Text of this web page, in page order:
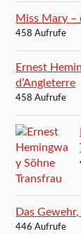
Miss Mary –
458 Aufrufe
Ernest
d’Angleterre
458 Aufrufe
Das
446 Aufrufe